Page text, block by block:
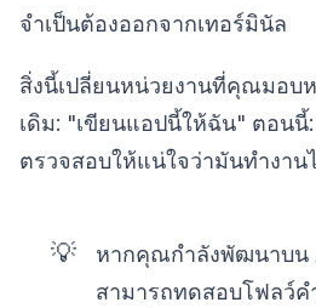
จำเป็นต้องออกจากเทอร์มินัล
สิ่งนี้เปลี่ยนหน่วยงานที่คุณมอบ
เดิม: "เขียนแอปนี้ให้ฉัน" ตอนนี้
ตรวจสอบให้แน่ใจว่ามันทำงาน
💡
หากคุณกำลังพัฒนาบน
สามารถทดสอบโฟลว์ค